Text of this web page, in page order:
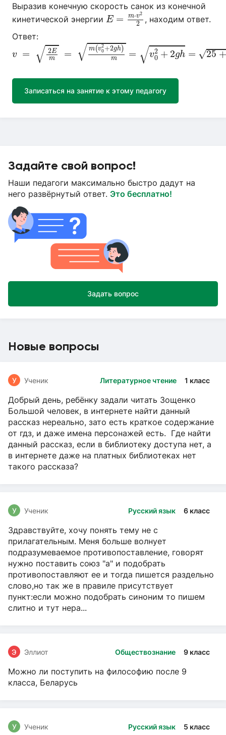
Выразив конечную скорость санок из конечной
кинетической энергии E = m⋅v2
2
E=m⋅v2 2
, находим ответ.
Ответ:
v = √ 2E
m
= √ m(v2
0+2gh)
m = √v2
0 + 2gh = √25+
v = 2 E m v02+2gh) m=v02
Записаться на занятие к этому педагогу
Задайте свой вопрос!
Наши педагоги максимально быстро дадут на
него развёрнутый ответ. Это бесплатно!
Задать вопрос
Новые вопросы
Литературное чтение 1 класс
У Ученик
Добрый день, ребёнку задали читать Зощенко
Большой человек, в интернете найти данный
рассказ нереально, зато есть краткое содержание
от гдз, и даже имена персонажей есть. Где найти
данный рассказ, если в библиотеку доступа нет, а
в интернете даже на платных библиотеках нет
такого рассказа?
Русский язык 6 класс
У Ученик
Здравствуйте, хочу понять тему не с
прилагательным. Меня больше волнует
подразумеваемое противопоставление, говорят
нужно поставить союз "а" и подобрать
противопоставляют ее и тогда пишется раздельно
слово,но так же в правиле присутствует
пункт:если можно подобрать синоним то пишем
слитно и тут нера...
Обществознание 9 класс
Э Эллиот
Можно ли поступить на философию после 9
класса, Беларусь
Русский язык 5 класс
У Ученик